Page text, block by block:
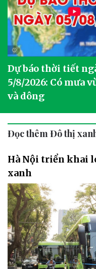
Dự báo thời tiết
5/8/2026: Có mưa
và dông
Đọc thêm Đô thị
Hà Nội triển khai
xanh